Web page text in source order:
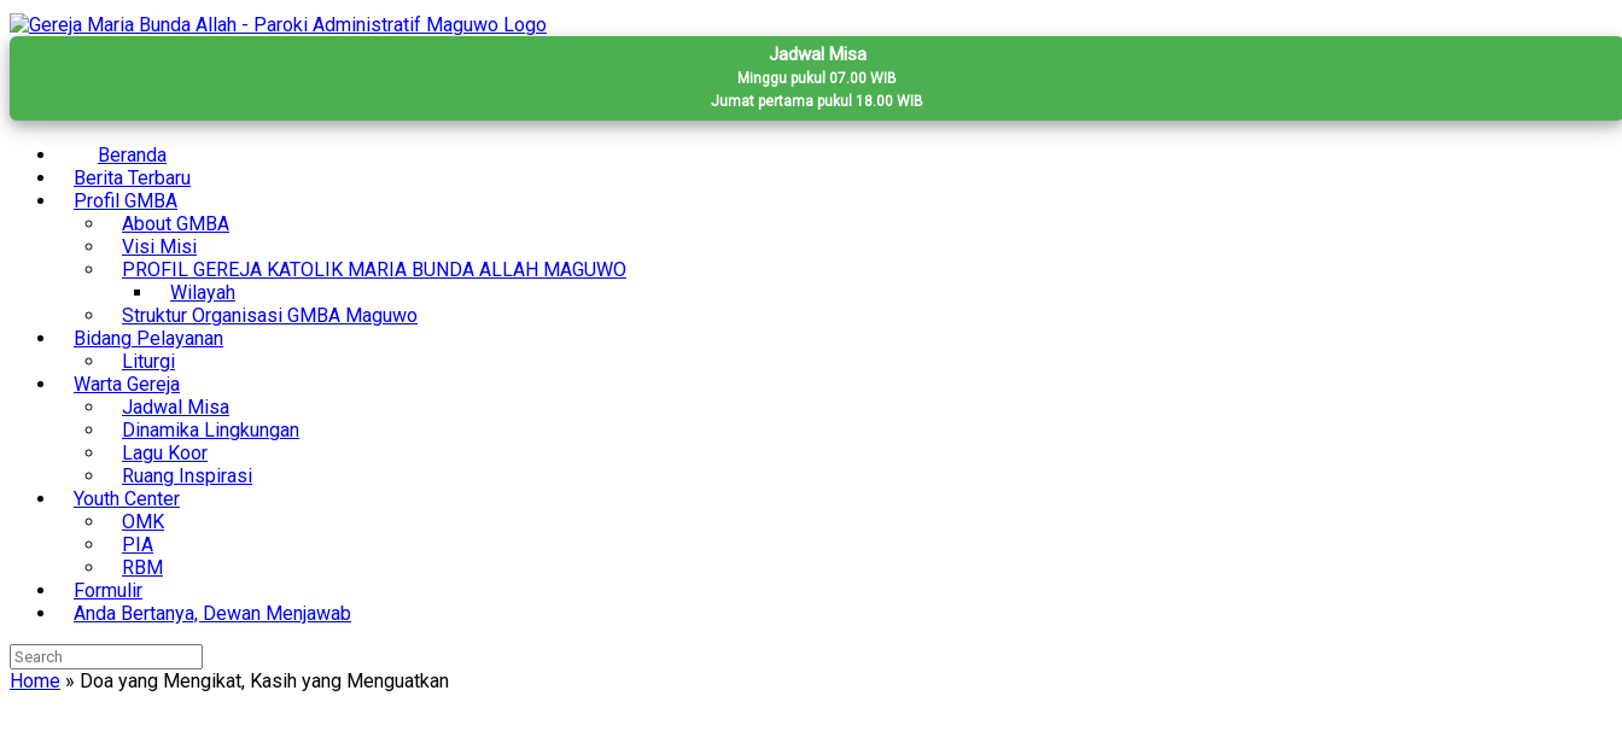
Skip
to
Jadwal Misa
Minggu pukul 07.00 WIB
Jumat pertama pukul 18.00 WIB
Beranda
Berita Terbaru
Profil GMBA
About GMBA
Visi Misi
PROFIL GEREJA KATOLIK MARIA BUNDA ALLAH MAGUWO
Wilayah
Struktur Organisasi GMBA Maguwo
Bidang Pelayanan
Liturgi
Warta Gereja
Jadwal Misa
Dinamika Lingkungan
Lagu Koor
Ruang Inspirasi
Youth Center
OMK
PIA
RBM
Formulir
Anda Bertanya, Dewan Menjawab
Search
for:
Home » Doa yang Mengikat, Kasih yang Menguatkan